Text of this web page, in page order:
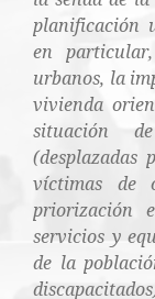
planificación
en
urbanos, la
vivienda
situación
(desplazadas
víctimas de
priorización
servicios y
de la